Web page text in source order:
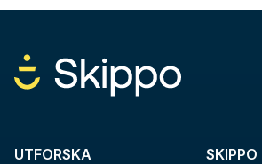
UTFORSKA SKIPPO